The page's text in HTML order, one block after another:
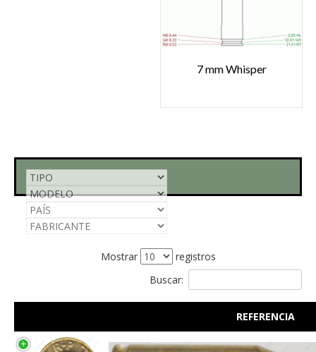
7 mm Whisper
Mostrar
registros
Buscar:
REFERENCIA